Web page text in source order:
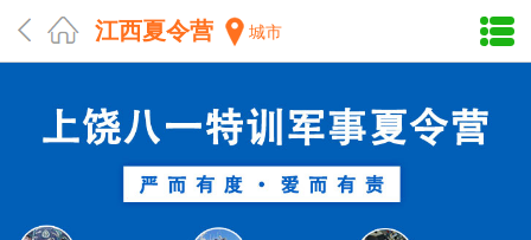
江西夏令营 城市